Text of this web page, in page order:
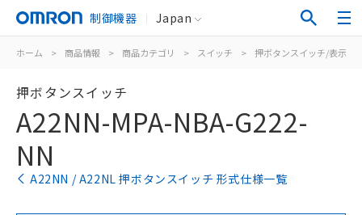
制御機器 Japan
ホーム > 商品情報 > 商品カテゴリ > スイッチ > 押ボタンスイッチ/表示灯
押ボタンスイッチ
A22NN-MPA-NBA-G222-
NN
A22NN / A22NL 押ボタンスイッチ 形式仕様一覧